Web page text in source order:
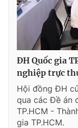
ĐH Quốc gia
nghiệp trực
Hội đồng ĐH
qua các Đề án
TP.HCM -
gia TP.HCM.